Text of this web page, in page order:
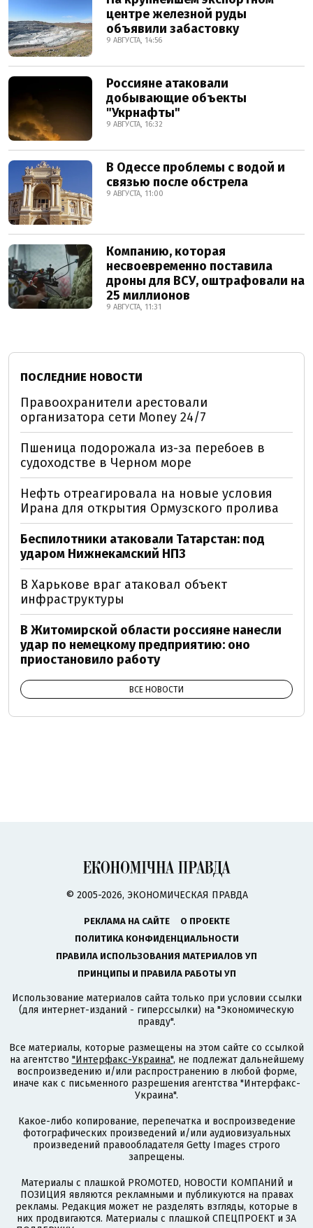
центре железной руды
объявили забастовку
9 АВГУСТА, 14:56
Россияне атаковали
добывающие объекты
"Укрнафты"
9 АВГУСТА, 16:32
В Одессе проблемы с водой и
связью после обстрела
9 АВГУСТА, 11:00
Компанию, которая
несвоевременно поставила
дроны для ВСУ, оштрафовали на
25 миллионов
9 АВГУСТА, 11:31
ПОСЛЕДНИЕ НОВОСТИ
Правоохранители арестовали
организатора сети Money 24/7
Пшеница подорожала из-за перебоев в
судоходстве в Черном море
Нефть отреагировала на новые условия
Ирана для открытия Ормузского пролива
Беспилотники атаковали Татарстан: под
ударом Нижнекамский НПЗ
В Харькове враг атаковал объект
инфраструктуры
В Житомирской области россияне нанесли
удар по немецкому предприятию: оно
приостановило работу
ВСЕ НОВОСТИ
© 2005-2026, ЭКОНОМИЧЕСКАЯ ПРАВДА
РЕКЛАМА НА САЙТЕ
О ПРОЕКТЕ
ПОЛИТИКА КОНФИДЕНЦИАЛЬНОСТИ
ПРАВИЛА ИСПОЛЬЗОВАНИЯ МАТЕРИАЛОВ УП
ПРИНЦИПЫ И ПРАВИЛА РАБОТЫ УП
Использование материалов сайта только при условии ссылки
(для интернет-изданий - гиперссылки) на "Экономическую
правду".
Все материалы, которые размещены на этом сайте со ссылкой
на агентство "Интерфакс-Украина", не подлежат дальнейшему
воспроизведению и/или распространению в любой форме,
иначе как с письменного разрешения агентства "Интерфакс-
Украина".
Какое-либо копирование, перепечатка и воспроизведение
фотографических произведений и/или аудиовизуальных
произведений правообладателя Getty Images строго
запрещены.
Материалы с плашкой PROMOTED, НОВОСТИ КОМПАНИЙ и
ПОЗИЦИЯ являются рекламными и публикуются на правах
рекламы. Редакция может не разделять взгляды, которые в
них продвигаются. Материалы с плашкой СПЕЦПРОЕКТ и ЗА